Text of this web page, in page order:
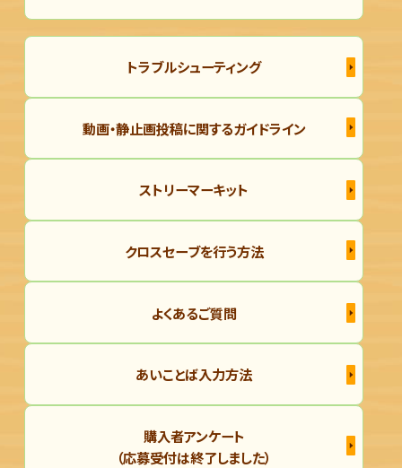
トラブルシューティング
動画・静止画投稿に関するガイドライン
ストリーマーキット
クロスセーブを行う方法
よくあるご質問
あいことば入力方法
購入者アンケート
（応募受付は終了しました）